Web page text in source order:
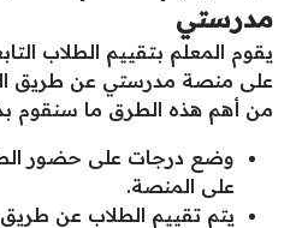
مدرستي
يقوم المعلم بتقييم الطلاب
على منصة مدرستي عن طريق
من أهم هذه الطرق ما سنقوم
وضع درجات على حضور
على المنصة.
يتم تقييم الطلاب عن